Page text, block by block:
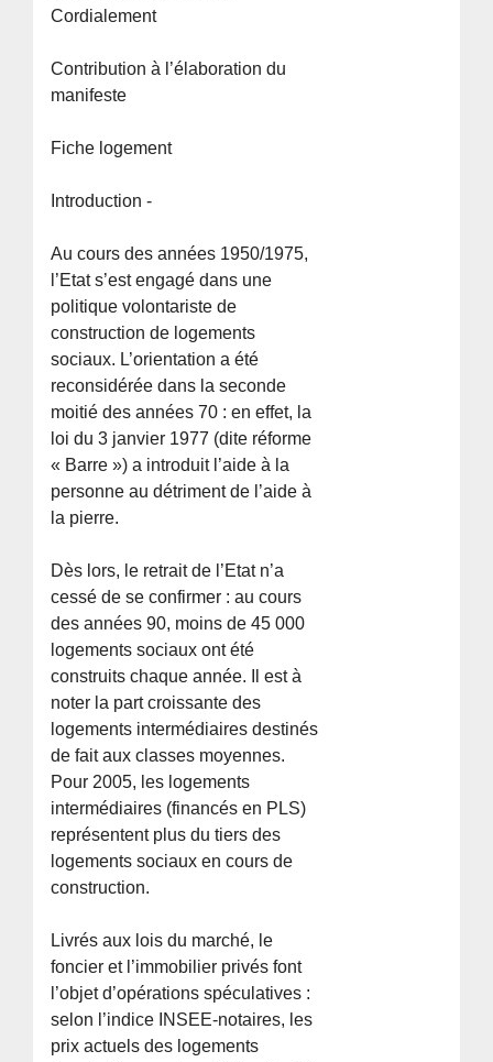
Cordialement
Contribution à l’élaboration du
manifeste
Fiche logement
Introduction -
Au cours des années 1950/1975,
l’Etat s’est engagé dans une
politique volontariste de
construction de logements
sociaux. L’orientation a été
reconsidérée dans la seconde
moitié des années 70 : en effet, la
loi du 3 janvier 1977 (dite réforme
« Barre ») a introduit l’aide à la
personne au détriment de l’aide à
la pierre.
Dès lors, le retrait de l’Etat n’a
cessé de se confirmer : au cours
des années 90, moins de 45 000
logements sociaux ont été
construits chaque année. Il est à
noter la part croissante des
logements intermédiaires destinés
de fait aux classes moyennes.
Pour 2005, les logements
intermédiaires (financés en PLS)
représentent plus du tiers des
logements sociaux en cours de
construction.
Livrés aux lois du marché, le
foncier et l’immobilier privés font
l’objet d’opérations spéculatives :
selon l’indice INSEE-notaires, les
prix actuels des logements